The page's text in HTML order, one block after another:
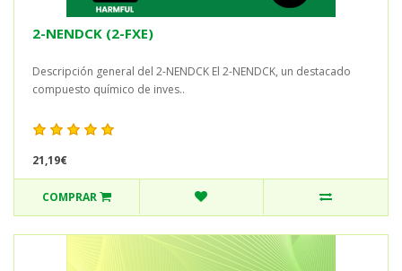
2-NENDCK (2-FXE)
Descripción general del 2-NENDCK El 2-NENDCK, un destacado
compuesto químico de inves..
21,19€
COMPRAR